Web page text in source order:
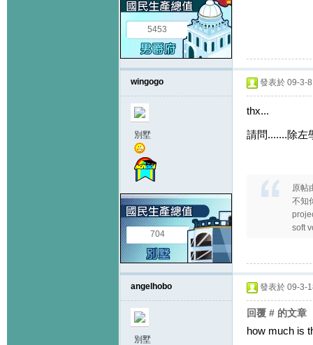
5453
wingogo
別墅
704
發表於 09-3-
thx...
請問.......除左
原帖
不知
soft
angelhobo
別墅
發表於 09-3-
回覆 # 的文章
how much is